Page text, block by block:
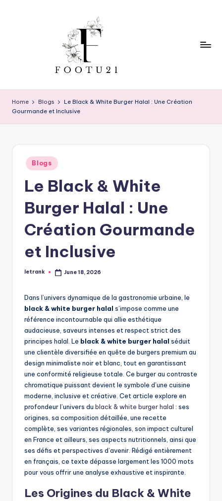
o
o
Home Blogs
Le Black & White Burger Halal : Une Création
Gourmande et Inclusive
Posted
in
Blogs
Le Black & White
Burger Halal : Une
Création Gourmande
et Inclusive
Posted
letrank June 18, 2026
Dans l’univers dynamique de la gastronomie urbaine, le
black & white burger halal s’impose comme une
référence incontournable qui allie esthétique
audacieuse, saveurs intenses et respect strict des
principes halal. Le black & white burger halal séduit
une clientèle diversifiée en quête de burgers premium au
design minimaliste noir et blanc, tout en garantissant
une conformité religieuse totale. Ce burger au contraste
chromatique puissant devient le symbole d’une cuisine
moderne, inclusive et créative. Cet article explore en
profondeur l’univers du black & white burger halal : ses
origines, sa composition détaillée, une recette
complète, ses variantes régionales, son impact culturel
en France et ailleurs, ses aspects nutritionnels, ainsi que
ses défis et perspectives d’avenir. Rédigé entièrement
en français, ce texte dépasse largement les 1000 mots
pour vous offrir une analyse exhaustive et inspirante.
Les Origines du Black & White